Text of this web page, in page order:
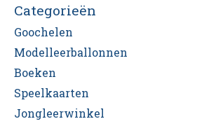
Categorieën
Goochelen
Modelleerballonnen
Boeken
Speelkaarten
Jongleerwinkel